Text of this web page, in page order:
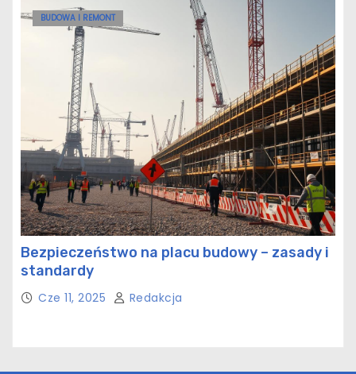
BUDOWA I REMONT
Bezpieczeństwo na placu budowy – zasady i
standardy
Cze 11, 2025 Redakcja